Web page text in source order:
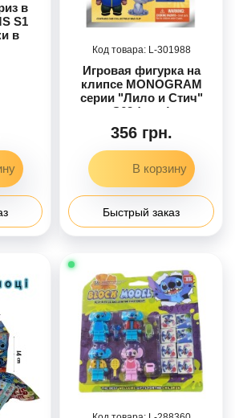
в
S1
в
301988
Игровая фигурка на
клипсе MONOGRAM
серии "Лило и Стич"
S63 (в ас.)
356 грн.
Быстрый заказ